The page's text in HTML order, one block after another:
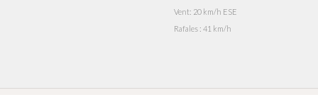
Vent: 20 km/h ESE
Rafales : 41 km/h